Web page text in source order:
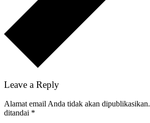
Leave a Reply
Alamat email Anda tidak akan dipublikasikan.
ditandai *